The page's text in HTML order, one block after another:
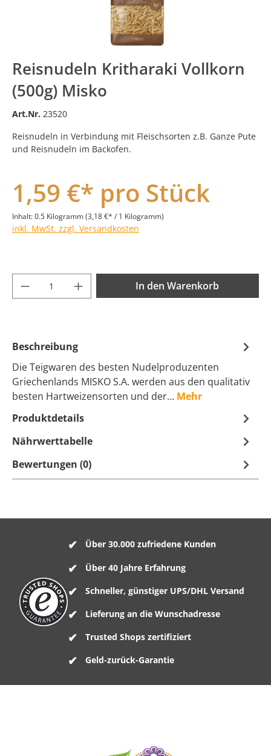
Reisnudeln Kritharaki Vollkorn
(500g) Misko
Art.Nr. 23520
Reisnudeln in Verbindung mit Fleischsorten z.B. Ganze Pute
und Reisnudeln im Backofen.
1,59 €* pro Stück
Inhalt:0.5 Kilogramm(3,18 €* / 1 Kilogramm)
inkl. MwSt. zzgl. Versandkosten
Produkt Anzahl: Gib den gewünschten
In den Warenkorb
Beschreibung
Die Teigwaren des besten Nudelproduzenten
Griechenlands MISKO S.A. werden aus den qualitativ
besten Hartweizensorten und der… Mehr
Produktdetails
Nährwerttabelle
Bewertungen (0)
Über 30.000 zufriedene Kunden
Über 40 Jahre Erfahrung
Schneller, günstiger UPS/DHL Versand
Lieferung an die Wunschadresse
Trusted Shops zertifiziert
Geld-zurück-Garantie